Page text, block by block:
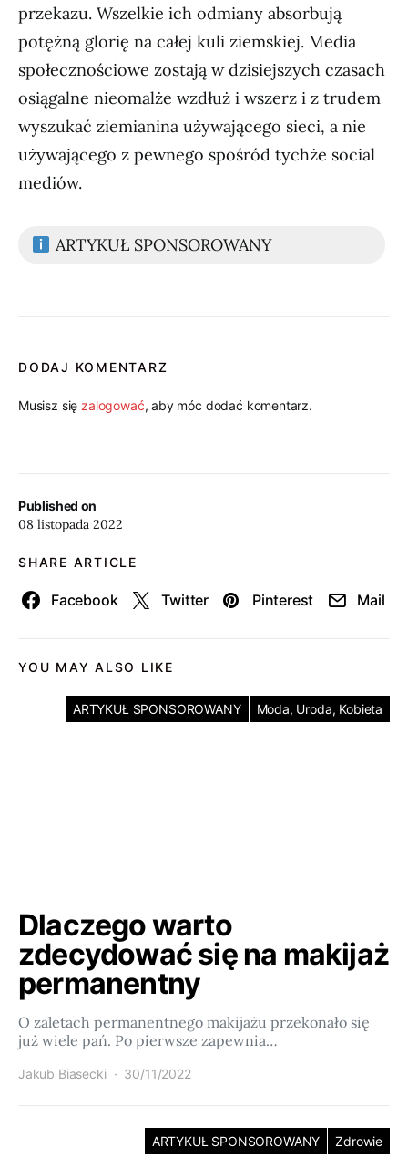
Published on
08 listopada 2022
SHARE ARTICLE
Facebook Twitter Pinterest Mail
przekazu. Wszelkie ich odmiany absorbują
potężną glorię na całej kuli ziemskiej. Media
społecznościowe zostają w dzisiejszych czasach
osiągalne nieomalże wzdłuż i wszerz i z trudem
wyszukać ziemianina używającego sieci, a nie
używającego z pewnego spośród tychże social
mediów.
ARTYKUŁ SPONSOROWANY
DODAJ KOMENTARZ
Musisz się zalogować, aby móc dodać komentarz.
YOU MAY ALSO LIKE
ARTYKUŁ SPONSOROWANY Moda, Uroda, Kobieta
Dlaczego warto
zdecydować się na makijaż
permanentny
O zaletach permanentnego makijażu przekonało się
już wiele pań. Po pierwsze zapewnia…
Jakub Biasecki 30/11/2022
ARTYKUŁ SPONSOROWANY Zdrowie